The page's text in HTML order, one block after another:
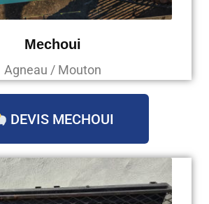
Mechoui
Agneau / Mouton
DEVIS MECHOUI